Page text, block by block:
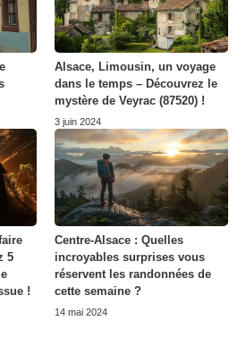
Alsace, Limousin, un voyage
dans le temps – Découvrez le
mystère de Veyrac (87520) !
3 juin 2024
5
!
Centre-Alsace : Quelles
incroyables surprises vous
réservent les randonnées de
cette semaine ?
14 mai 2024